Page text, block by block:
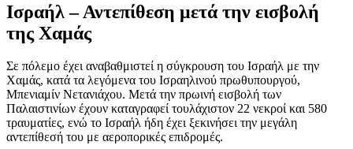
Ισραήλ – Αντεπίθεση μετά την εισβολή
της Χαμάς
Σε πόλεμο έχει αναβαθμιστεί η σύγκρουση του Ισραήλ με την
Χαμάς, κατά τα λεγόμενα του Ισραηλινού πρωθυπουργού,
Μπενιαμίν Νετανιάχου. Μετά την πρωινή εισβολή των
Παλαιστινίων έχουν καταγραφεί τουλάχιστον 22 νεκροί και 580
τραυματίες, ενώ το Ισραήλ ήδη έχει ξεκινήσει την μεγάλη
αντεπίθεσή του με αεροπορικές επιδρομές.